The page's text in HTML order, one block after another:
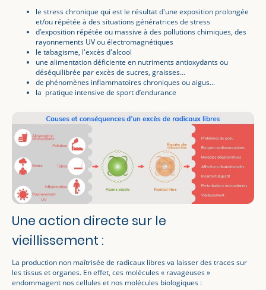
le stress chronique qui est le résultat d'une exposition prolongée
et/ou répétée à des situations génératrices de stress
d’exposition répétée ou massive à des pollutions chimiques, des
rayonnements UV ou électromagnétiques
le tabagisme, l'excès d'alcool
une alimentation déficiente en nutriments antioxydants ou
déséquilibrée par excès de sucres, graisses…
de phénomènes inflammatoires chroniques ou aigus...
la pratique intensive de sport d’endurance
Une action directe sur le
vieillissement :
La production non maîtrisée de radicaux libres va laisser des traces sur
les tissus et organes. En effet, ces molécules « ravageuses »
endommagent nos cellules et nos molécules biologiques :